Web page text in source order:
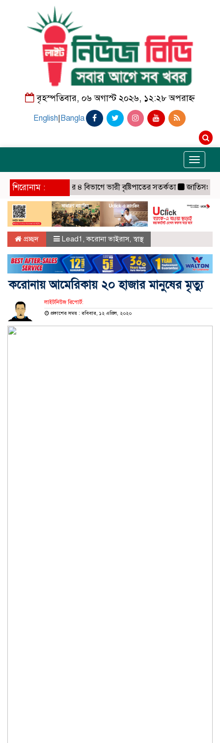
বৃহস্পতিবার, ০৬ অগাস্ট ২০২৬, ১২:২৮ অপরাহ্ন
English Bangla
Toggle
শিরোনাম :দেশের ৪ বিভাগে ভারী বৃষ্টিপাতের সতর্কতা জাতিসংঘে
প্রচ্ছদ Lead1 ,করোনা ভাইরাস,স্বাস্থ
করোনায় আমেরিকায় ২০ হাজার মানুষের মৃত্যু
লাইটনিউজ রিপোর্ট:
প্রকাশের সময় : রবিবার, ১২ এপ্রিল, ২০২০